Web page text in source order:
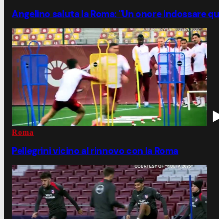
Angelino saluta la Roma: "Un onore indossare
Roma
Pellegrini vicino al rinnovo con la Roma